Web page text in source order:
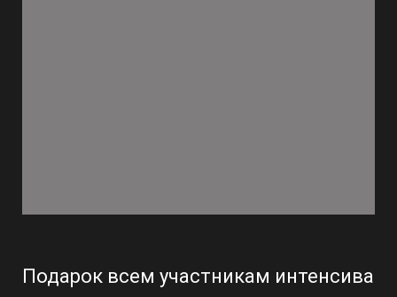
Подарок всем участникам интенсива